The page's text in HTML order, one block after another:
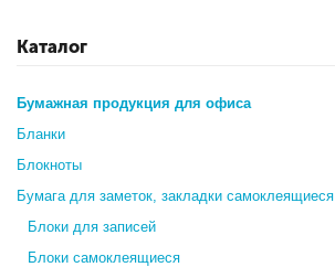
Каталог
Бумажная продукция для офиса
Бланки
Блокноты
Бумага для заметок, закладки самоклеящиеся
Блоки для записей
Блоки самоклеящиеся